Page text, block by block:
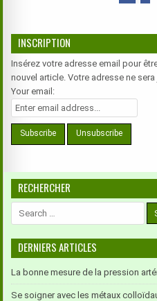
INSCRIPTION
Insérez votre adresse email pour
nouvel article. Votre adresse ne sera
Your email:
RECHERCHER
DERNIERS ARTICLES
La bonne mesure de la pression
Se soigner avec les métaux